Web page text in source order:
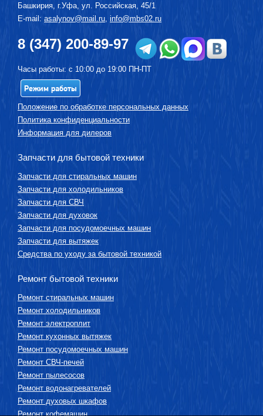
Башкирия, г.Уфа ул. Российская, 45/1
E-mail: asalynov@mail.ru info@mbs02.ru
8 (347) 200-89-97
Часы работы: с 10:00 до 19:00 ПН-ПТ
Режим работы
Положение по обработке персональных данных
Политика конфиденциальности
Информация для дилеров
Запчасти для бытовой техники
Запчасти для стиральных машин
Запчасти для холодильников
Запчасти для СВЧ
Запчасти для духовок
Запчасти для посудомоечных машин
Запчасти для вытяжек
Средства по уходу за бытовой техникой
Ремонт бытовой техники
Ремонт стиральных машин
Ремонт холодильников
Ремонт электроплит
Ремонт кухонных вытяжек
Ремонт посудомоечных машин
Ремонт СВЧ-печей
Ремонт пылесосов
Ремонт водонагревателей
Ремонт духовых шкафов
Ремонт кофемашин